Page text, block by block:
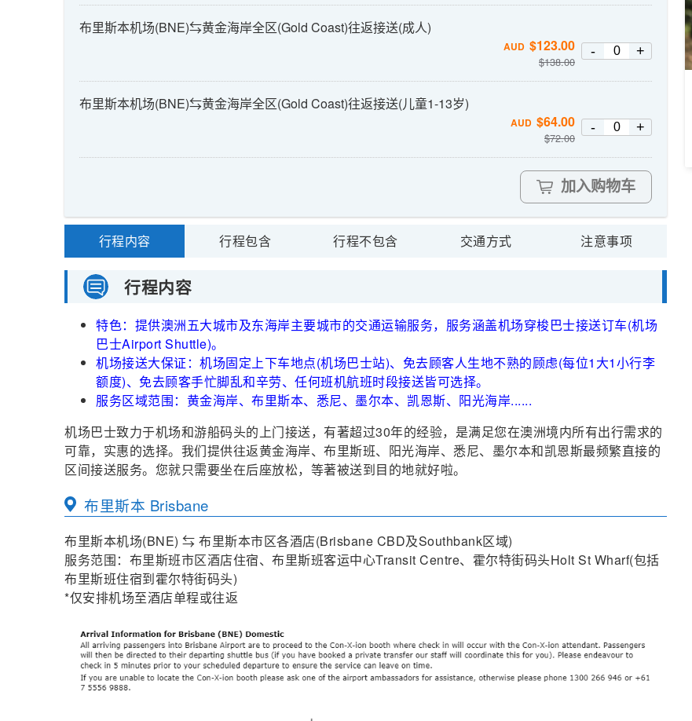
布里斯本机场(BNE)⇆黄金海岸全区(Gold Coast)往返接送(成人)
AUD $123.00
$138.00
- +
布里斯本机场(BNE)⇆黄金海岸全区(Gold Coast)往返接送(儿童1-13岁)
AUD $64.00
$72.00
- +
加入购物车
行程内容 行程包含 行程不包含 交通方式 注意事项
行程内容
特色：提供澳洲五大城市及东海岸主要城市的交通运输服务，服务涵盖机场穿梭巴士接送订车(机场
巴士Airport Shuttle)。
机场接送大保证：机场固定上下车地点(机场巴士站)、免去顾客人生地不熟的顾虑(每位1大1小行李
额度)、免去顾客手忙脚乱和辛劳、任何班机航班时段接送皆可选择。
服务区域范围：黄金海岸、布里斯本、悉尼、墨尔本、凯恩斯、阳光海岸......
机场巴士致力于机场和游船码头的上门接送，有著超过30年的经验，是满足您在澳洲境内所有出行需求的
可靠，实惠的选择。我们提供往返黄金海岸、布里斯班、阳光海岸、悉尼、墨尔本和凯恩斯最频繁直接的
区间接送服务。您就只需要坐在后座放松，等著被送到目的地就好啦。
布里斯本 Brisbane
布里斯本机场(BNE) ⇆ 布里斯本市区各酒店(Brisbane CBD及Southbank区域)
服务范围：布里斯班市区酒店住宿、布里斯班客运中心Transit Centre、霍尔特街码头Holt St Wharf(包括
布里斯班住宿到霍尔特街码头)
*仅安排机场至酒店单程或往返